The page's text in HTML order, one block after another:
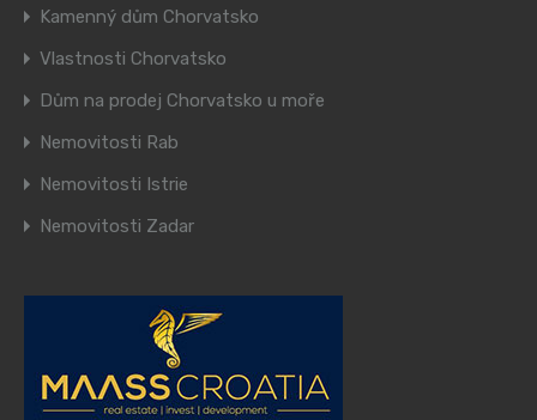
Kamenný dům Chorvatsko
Vlastnosti Chorvatsko
Dům na prodej Chorvatsko u moře
Nemovitosti Rab
Nemovitosti Istrie
Nemovitosti Zadar